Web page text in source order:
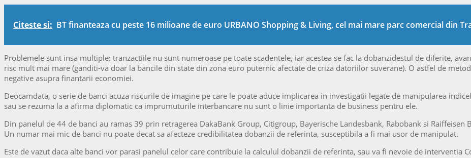
Citeste si: BT finanteaza cu peste 16 milioane de euro URBANO Shopping & Living, cel mai mare parc comercial din
Problemele sunt insa multiple: tranzactiile nu sunt numeroase pe toate scadentele, iar acestea se fac la dobanzidestul de diferite,
risc mult mai mare (ganditi-va doar la bancile din state din zona euro puternic afectate de criza datoriilor suverane). O astfel de
negative asupra finantarii economiei.
Deocamdata, o serie de banci acuza riscurile de imagine pe care le poate aduce implicarea in investigatii legate de manipularea
sau se rezuma la a afirma diplomatic ca imprumuturile interbancare nu sunt o linie importanta de business pentru ele.
Din panelul de 44 de banci au ramas 39 prin retragerea DakaBank Group, Citigroup, Bayerische Landesbank, Rabobank si Raiffeisen
Un numar mai mic de banci nu poate decat sa afecteze credibilitatea dobanzii de referinta, susceptibila a fi mai usor de manipulat.
Este de vazut daca alte banci vor parasi panelul celor care contribuie la calculul dobanzii de referinta, sau va fi nevoie de interventia